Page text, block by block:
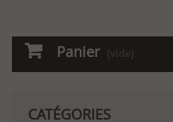
Panier (vide)
CATÉGORIES